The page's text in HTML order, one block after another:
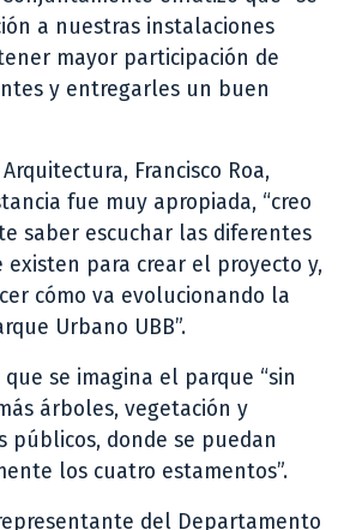
a nuestras instalaciones
mayor participación de
y entregarles un buen
Francisco Roa,
fue muy apropiada, “creo
saber escuchar las diferentes
existen para crear el proyecto y,
cómo va evolucionando la
Urbano UBB”.
que se imagina el parque “sin
árboles, vegetación y
públicos, donde se puedan
los cuatro estamentos”.
del Departamento